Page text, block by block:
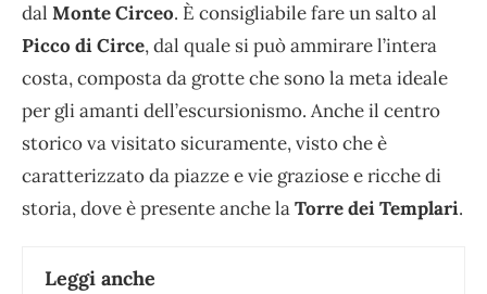
dal Monte Circeo. È consigliabile fare un salto al
Picco di Circe, dal quale si può ammirare l’intera
costa, composta da grotte che sono la meta ideale
per gli amanti dell’escursionismo. Anche il centro
storico va visitato sicuramente, visto che è
caratterizzato da piazze e vie graziose e ricche di
storia, dove è presente anche laTorre dei Templari.
Leggi anche